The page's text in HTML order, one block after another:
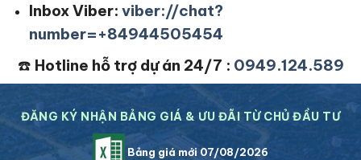
Inbox Viber: viber://chat?
number=+84944505454
☎️ Hotline hỗ trợ dự án 24/7 : 0949.124.589
ĐĂNG KÝ NHẬN BẢNG GIÁ & ƯU ĐÃI TỪ CHỦ ĐẦU TƯ
Bảng giá mới 07/08/2026